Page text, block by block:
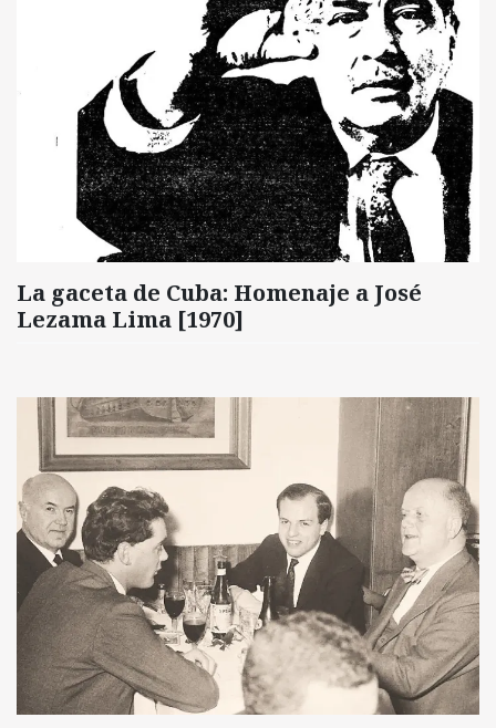
La gaceta de Cuba: Homenaje a José
Lezama Lima [1970]